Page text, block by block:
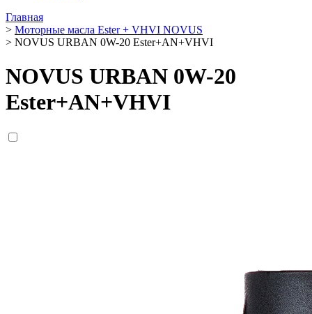
Главная
> Моторные масла Ester + VHVI NOVUS
> NOVUS URBAN 0W-20 Ester+AN+VHVI
NOVUS URBAN 0W-20
Ester+AN+VHVI